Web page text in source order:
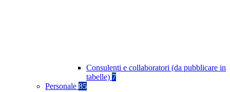
Consulenti e collaboratori (da pubblicare in
tabelle) 7
Personale 85